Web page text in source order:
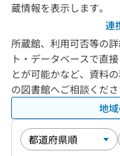
蔵情報を表示します。
連
所蔵館、利用可否等の
ト・データベースで直
とが可能かなど、資料
の図書館へご相談くだ
地